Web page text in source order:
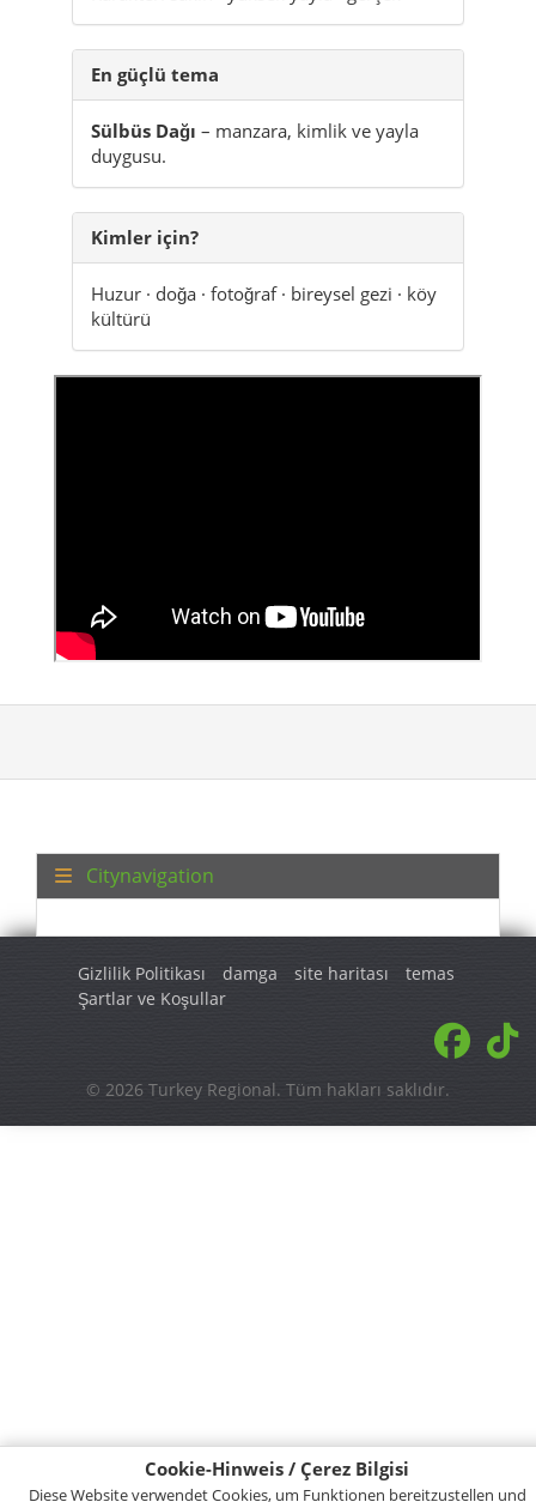
Cookie-Hinweis / Çerez Bilgisi
Diese Website verwendet Cookies, um Funktionen bereitzustellen und
İlçe: Yayladere (Bingöl)
Karakter: sakin · yüksek yayla · gerçek
Sülbüs Dağı
duygusu.
Citynavigation
Gizlilik Politikası damga site haritası
temas
Şartlar ve Koşullar